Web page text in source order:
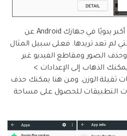
إذا تريد يمكنك توفير مساحة أكبر يدويًا في جهازك Android عن
لم تعد تريدها. فعلى سبيل المثال
الصور ومقاطع الفيديو غير
الذهاب إلى الإعدادات >
ثقيلة الوزن. ومن هنا يمكنك حذف
التطبيقات للحصول على مساحة